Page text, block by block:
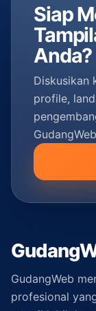
Siap
Anda?
Diskusikan
profile,
GudangWeb
profesional